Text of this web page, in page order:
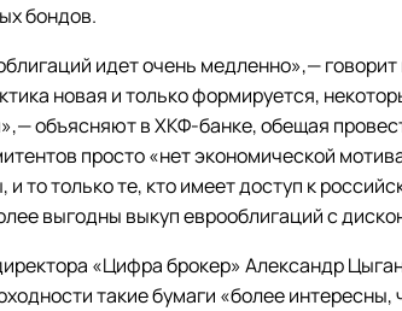
бондов.
идет очень медленно»,—
новая и только формируется,
объясняют в ХКФ-банке, обещая
просто «нет экономической
то только те, кто имеет доступ к
выгодны выкуп еврооблигаций с
«Цифра брокер» Александр
такие бумаги «более интересны,